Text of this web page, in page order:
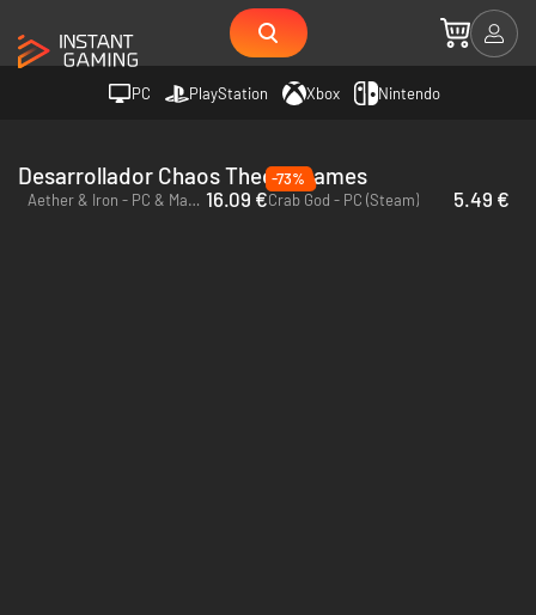
PC PlayStation Xbox Nintendo
Desarrollador Chaos Theory Games
Aether & Iron - PC & Mac (Steam) 16.09 €
-73%
Crab God - PC (Steam)
5.49 €